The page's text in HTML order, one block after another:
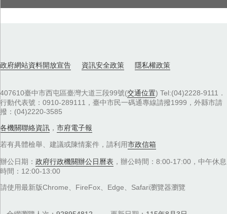
政府網站資料開放宣告 資訊安全政策 隱私權政策
407610臺中市西屯區臺灣大道三段99號(交通位置) Tel:(04)2228-9111．
行動代表號：0910-289111，臺中市民一碼通專線請撥1999，外縣市請
撥：(04)2220-3585
各機關聯絡資訊 ， 市府電子報
若有具體檢舉、建議或陳情案件，請利用市政信箱
辦公日期： 政府行政機關辦公日曆表 ，辦公時間：8:00-17:00，中午休息
時間：12:00-13:00
請使用最新版Chrome、FireFox、Edge、Safari瀏覽器瀏覽